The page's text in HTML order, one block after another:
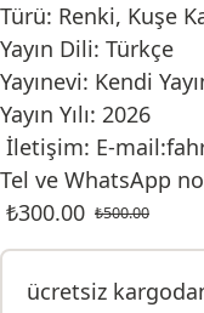
Türü: Renki, Kuşe
Yayın Dili: Türkçe
Yayınevi: Kendi
Yayın Yılı: 2026
İletişim: E-
Tel ve WhatsApp
₺500.00
₺300.00
ücretsiz